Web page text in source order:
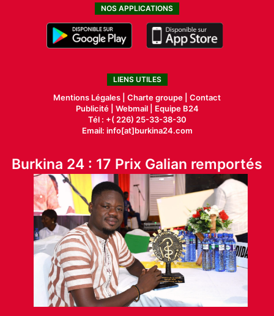
NOS APPLICATIONS
LIENS UTILES
Mentions Légales | Charte groupe | Contact
Publicité| Webmail |
Equipe B24
Tél : +( 226) 25-33-38-30
Email: info[at]burkina24.com
Burkina 24 : 17 Prix Galian remportés